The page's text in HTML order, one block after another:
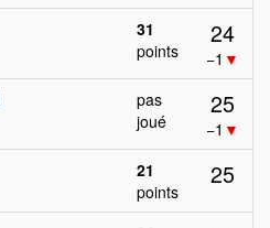
31
points
24
−1 ▼
pas
joué
25
−1 ▼
21
points
25